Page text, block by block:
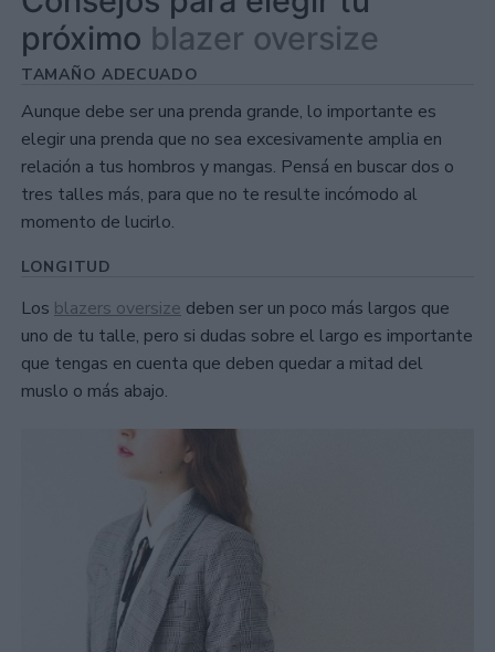
próximo blazer oversize
TAMAÑO ADECUADO
Aunque debe ser una prenda grande, lo importante es
elegir una prenda que no sea excesivamente amplia en
relación a tus hombros y mangas. Pensá en buscar dos o
tres talles más, para que no te resulte incómodo al
momento de lucirlo.
LONGITUD
Los blazers oversize deben ser un poco más largos que
uno de tu talle, pero si dudas sobre el largo es importante
que tengas en cuenta que deben quedar a mitad del
muslo o más abajo.